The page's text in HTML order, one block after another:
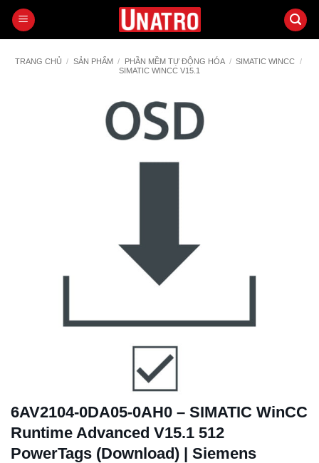
qua
dungTRANG CHỦ / SẢN PHẨM / PHẦN MỀM TỰ ĐỘNG HÓA / SIMATIC WINCC /
SIMATIC WINCC V15.1
6AV2104-0DA05-0AH0 – SIMATIC WinCC
Runtime Advanced V15.1 512
PowerTags (Download) | Siemens